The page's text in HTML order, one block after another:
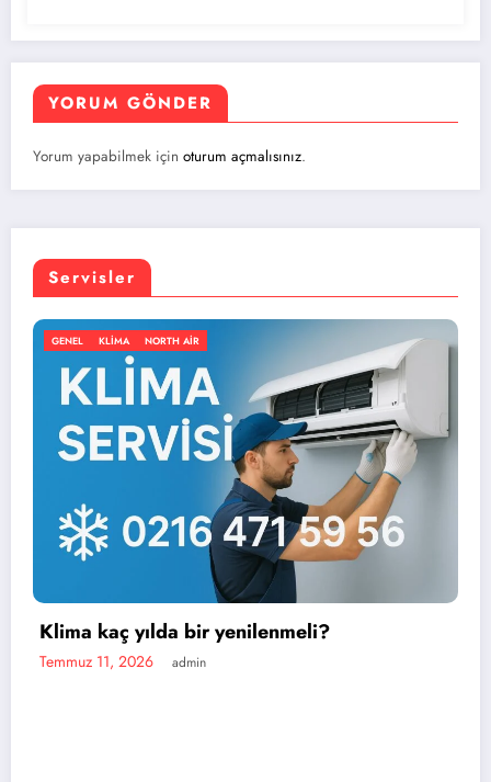
YORUM GÖNDER
Yorum yapabilmek için oturum açmalısınız.
Servisler
NORTH AIR